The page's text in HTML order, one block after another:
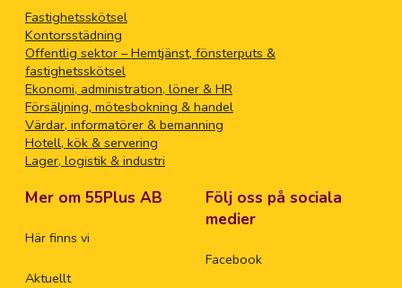
Fastighetsskötsel
Kontorsstädning
Offentlig sektor – Hemtjänst, fönsterputs &
fastighetsskötsel
Ekonomi, administration, löner & HR
Försäljning, mötesbokning & handel
Värdar, informatörer & bemanning
Hotell, kök & servering
Lager, logistik & industri
Mer om 55Plus AB
Här finns vi
Aktuellt
Följ oss på sociala
medier
Facebook